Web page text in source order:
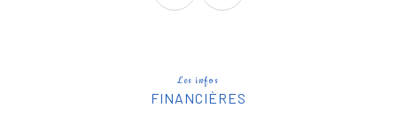
Les infos
FINANCIÈRES